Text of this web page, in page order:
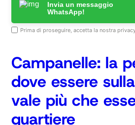
Invia un messaggio
WhatsApp!
Prima di proseguire, accetta la nostra
Campanelle: la
dove essere
vale più che
quartiere